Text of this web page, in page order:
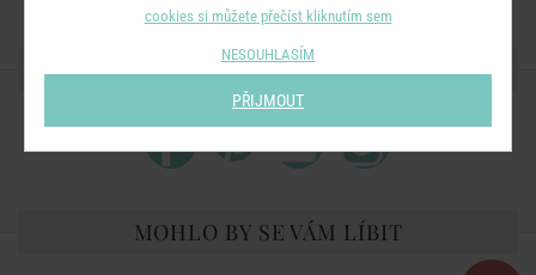
SDÍLEJTE S PŘÁTELI
MOHLO BY SE VÁM LÍBIT
cookies si můžete přečíst kliknutím sem
NESOUHLASÍM
PŘIJMOUT